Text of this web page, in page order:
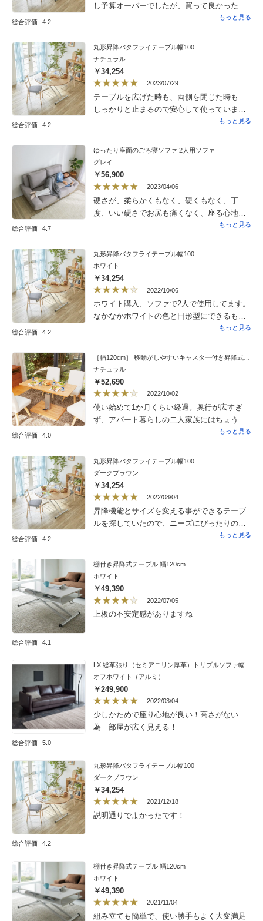
総合評価 4.2
し予算オーバーでしたが、買って良かったと
もっと見る
総合評価 4.2
丸形昇降バタフライテーブル幅100
ナチュラル
￥34,254
2023/07/29
テーブルを広げた時も、両側を閉じた時も
しっかりと止まるので安心して使っていま
す。昇降も楽にできます。安定感があり、使
もっと見る
総合評価 4.7
ゆったり座面のごろ寝ソファ 2人用ソファ
グレイ
￥56,900
2023/04/06
硬さが、柔らかくもなく、硬くもなく、丁
度、いい硬さでお尻も痛くなく、座る心地が
快適です。座面が、広くて、窮屈にならず
もっと見る
総合評価 4.2
丸形昇降バタフライテーブル幅100
ホワイト
￥34,254
2022/10/06
ホワイト購入、ソファで2人で使用してます。
なかなかホワイトの色と円形型にできるも
の、下まで下がるものがなかったので良かっ
す、重いですがしっかりしてます。組み立て
の時に鉄のバリが画びょうみたいに出でい
て、グッと握った時に主人が手を切って怪我
をしました。よく見て軍手着用をオススメし
ます。テーブルの下の隙間にテレビのリモコ
ンがギリギリ収納できたので良かったです。
もっと見る
総合評価 4.0
［幅120cm］ 移動がしやすいキャスター付き昇降式テーブル
ナチュラル
￥52,690
2022/10/02
使い始めて1か月くらい経過。奥行が広すぎ
ず、アパート暮らしの二人家族にはちょうど
良いです。お値段も他よりお安い。このサイ
高です。コタツタイプは他の商品で見かけま
したが、奥行があったため断念しました。と
いうことで☆一つ減らしましたが、パソコン
作業や食事など、1台で事足りるのは、本当に
助かります。以前は食事用のテーブルと、テ
レビ前にソファーとコタツ台をおいていまし
たが、やはりごちゃごちゃしてくるんですよ
楽。昇降もスムーズです。物を置いたまま、
毎日上げ下げしています（笑）今は大活躍で
すが、油圧式なので、使わない時でもたまに
は上げ下げすることを忘れないようにしま
す。そこはもう少し記載があったほうが良い
ティッシュくっつけているので不便さはあり
ませんが。当初、金属の板が水平ではなかっ
たので、問合せしたら、すぐに交換対応して
頂けました。その節は有難うございました。
毎日重宝しております。
もっと見る
総合評価 4.2
丸形昇降バタフライテーブル幅100
ダークブラウン
￥34,254
2022/08/04
昇降機能とサイズを変える事ができるテーブ
ルを探していたので、ニーズにぴったりの商
品が見つかった。他のメーカーと比べると価
も満足している。
もっと見る
総合評価 4.1
棚付き昇降式テーブル 幅120cm
ホワイト
￥49,390
2022/07/05
上板の不安定感がありますね
総合評価 5.0
LX 総革張り（セミアニリン厚革）トリプルソファ幅197cm 3人掛け
オフホワイト（アルミ）
￥249,900
2022/03/04
少しかためで座り心地が良い！高さがない
為 部屋が広く見える！
総合評価 4.2
丸形昇降バタフライテーブル幅100
ダークブラウン
￥34,254
2021/12/18
説明通りでよかったです！
棚付き昇降式テーブル 幅120cm
ホワイト
￥49,390
2021/11/04
組み立ても簡単で、使い勝手もよく大変満足